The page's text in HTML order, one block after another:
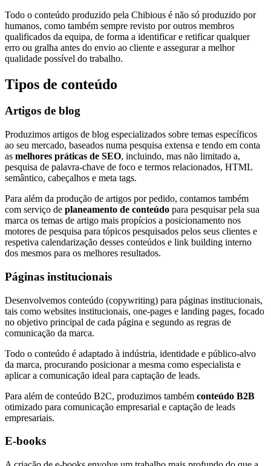
Todo o conteúdo produzido pela Chibious é não só produzido por
humanos, como também sempre revisto por outros membros
qualificados da equipa, de forma a identificar e retificar qualquer
erro ou gralha antes do envio ao cliente e assegurar a melhor
qualidade possível do trabalho.
Tipos de conteúdo
Artigos de blog
Produzimos artigos de blog especializados sobre temas específicos
ao seu mercado, baseados numa pesquisa extensa e tendo em conta
as melhores práticas de SEO, incluindo, mas não limitado a,
pesquisa de palavra-chave de foco e termos relacionados, HTML
semântico, cabeçalhos e meta tags.
Para além da produção de artigos por pedido, contamos também
com serviço de planeamento de conteúdo para pesquisar pela sua
marca os temas de artigo mais propícios a posicionamento nos
motores de pesquisa para tópicos pesquisados pelos seus clientes e
respetiva calendarização desses conteúdos e link building interno
dos mesmos para os melhores resultados.
Páginas institucionais
Desenvolvemos conteúdo (copywriting) para páginas institucionais,
tais como websites institucionais, one-pages e landing pages, focado
no objetivo principal de cada página e segundo as regras de
comunicação da marca.
Todo o conteúdo é adaptado à indústria, identidade e público-alvo
da marca, procurando posicionar a mesma como especialista e
aplicar a comunicação ideal para captação de leads.
Para além de conteúdo B2C, produzimos também conteúdo B2B
otimizado para comunicação empresarial e captação de leads
empresariais.
E-books